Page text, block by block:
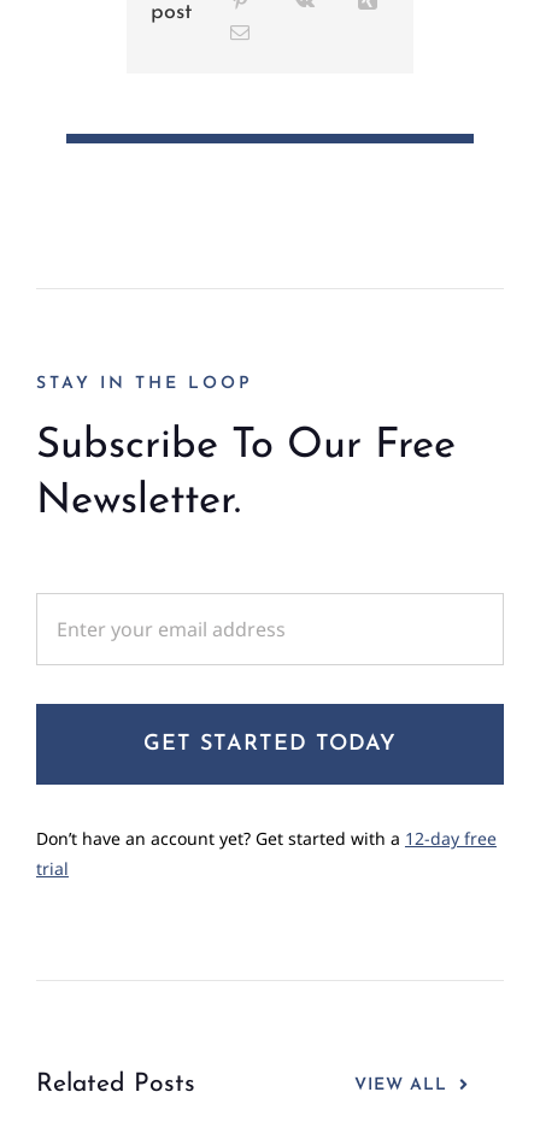
post
STAY IN THE LOOP
Subscribe To Our Free
Newsletter.
GET STARTED TODAY
Don’t have an account yet? Get started with a 12-day free
trial
Related Posts VIEW ALL